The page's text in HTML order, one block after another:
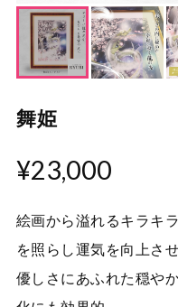
舞姫
¥23,000
絵画から溢れるキラキ
を照らし運気を向上させ
優しさにあふれた穏や